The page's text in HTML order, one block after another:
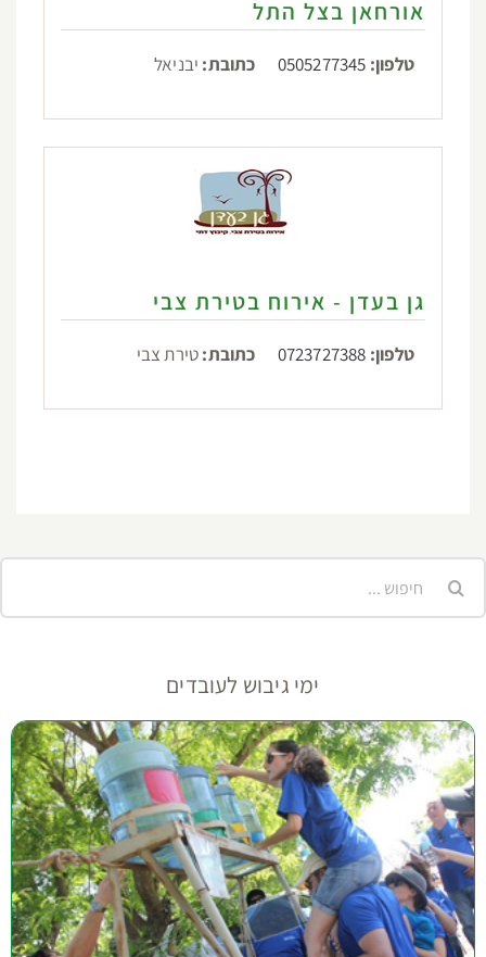
אורחאן בצל התל
טלפון: 0505277345 כתובת: יבניאל
גן בעדן - אירוח בטירת צבי
טלפון: 0723727388 כתובת:טירת צבי
ימי גיבוש לעובדים